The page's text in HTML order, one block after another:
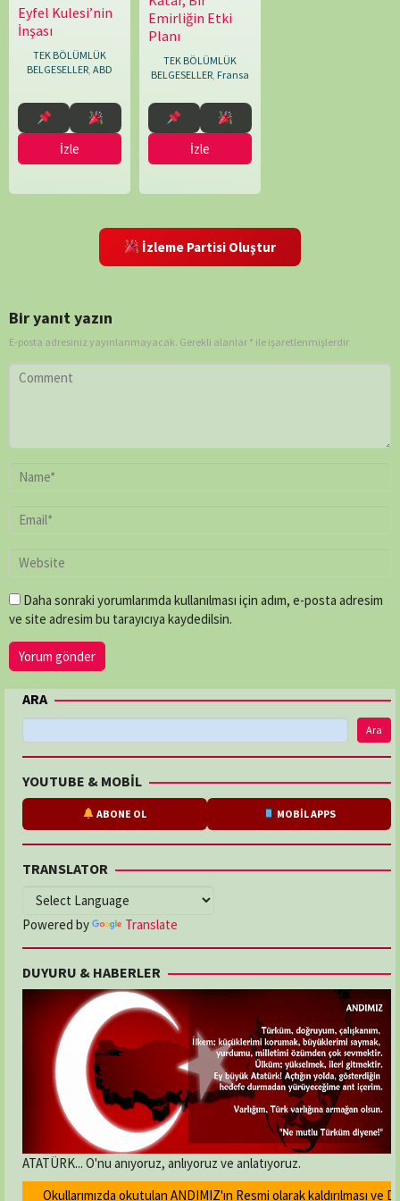
Eyfel Kulesi’nin
İnşası
TEK BÖLÜMLÜK
BELGESELLER, ABD
14.02.2024
Pascal
Cuissot
İzle
Emirliğin Etki
Planı
TEK BÖLÜMLÜK
BELGESELLER, Fransa
Droz
Aramaki
Sébastien
Séga,
Lepetit
İzle
İzleme Partisi Oluştur
Bir yanıt yazın
E-posta adresiniz yayınlanmayacak. Gerekli alanlar * ile işaretlenmişlerdir
Daha sonraki yorumlarımda kullanılması için adım, e-posta adresim
ve site adresim bu tarayıcıya kaydedilsin.
ARA
Ara
YOUTUBE & MOBİL
ABONE OL MOBİL APPS
TRANSLATOR
Powered by Translate
DUYURU & HABERLER
ATATÜRK... O'nu anıyoruz, anlıyoruz ve anlatıyoruz.
Okullarımızda okutulan ANDIMIZ'ın Resmi olarak kaldırılması ve